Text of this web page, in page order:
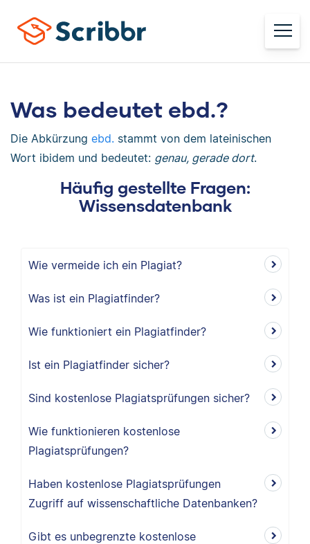
Was bedeutet ebd.?
Die Abkürzung ebd. stammt von dem lateinischen
Wort ibidem und bedeutet: genau, gerade dort.
Häufig gestellte Fragen:
Wissensdatenbank
Wie vermeide ich ein Plagiat?
Was ist ein Plagiatfinder?
Wie funktioniert ein Plagiatfinder?
Ist ein Plagiatfinder sicher?
Sind kostenlose Plagiatsprüfungen sicher?
Wie funktionieren kostenlose
Plagiatsprüfungen?
Haben kostenlose Plagiatsprüfungen
Zugriff auf wissenschaftliche Datenbanken?
Gibt es unbegrenzte kostenlose